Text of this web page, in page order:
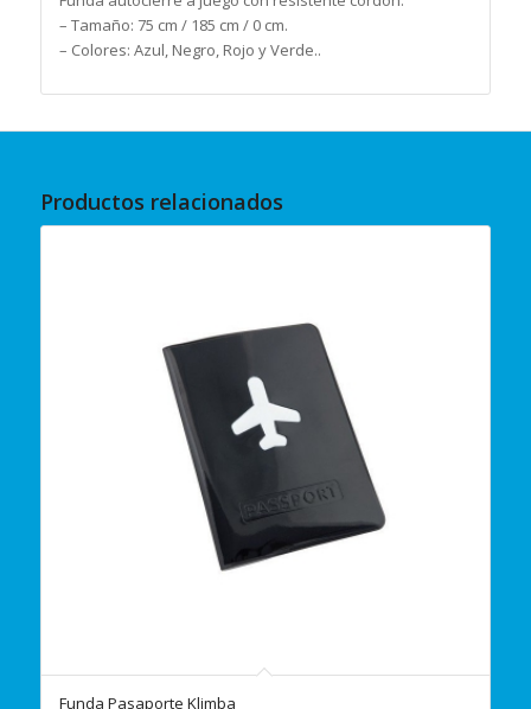
– Tamaño: 75 cm / 185 cm / 0 cm.
– Colores: Azul, Negro, Rojo y Verde..
Productos relacionados
Funda Pasaporte Klimba